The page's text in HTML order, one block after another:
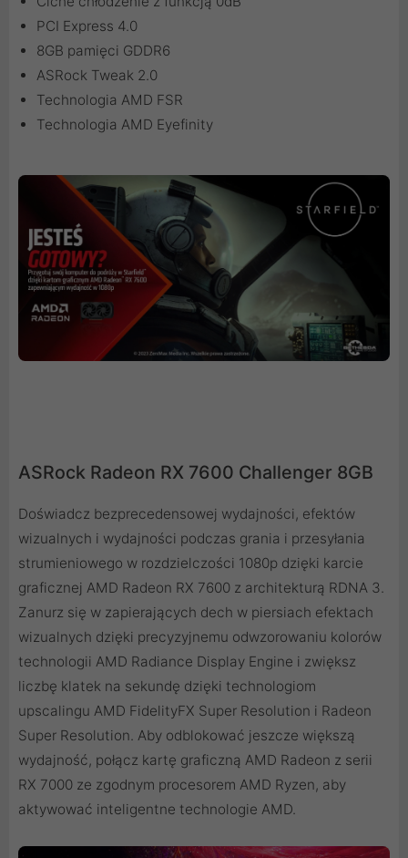
PCI Express 4.0
8GB pamięci GDDR6
ASRock Tweak 2.0
Technologia AMD FSR
Technologia AMD Eyefinity
ASRock Radeon RX 7600 Challenger 8GB
Doświadcz bezprecedensowej wydajności, efektów
wizualnych i wydajności podczas grania i przesyłania
strumieniowego w rozdzielczości 1080p dzięki karcie
graficznej AMD Radeon RX 7600 z architekturą RDNA 3.
Zanurz się w zapierających dech w piersiach efektach
wizualnych dzięki precyzyjnemu odwzorowaniu kolorów
technologii AMD Radiance Display Engine i zwiększ
liczbę klatek na sekundę dzięki technologiom
upscalingu AMD FidelityFX Super Resolution i Radeon
Super Resolution. Aby odblokować jeszcze większą
wydajność, połącz kartę graficzną AMD Radeon z serii
RX 7000 ze zgodnym procesorem AMD Ryzen, aby
aktywować inteligentne technologie AMD.